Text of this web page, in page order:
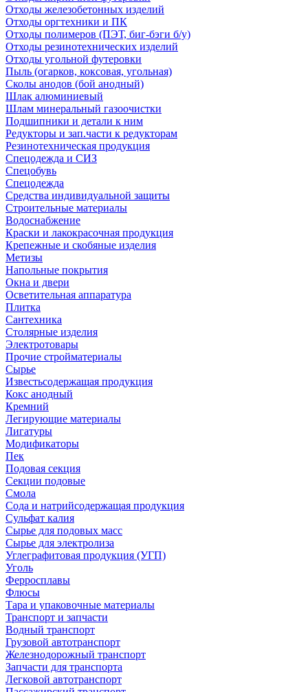
Отходы железобетонных изделий
Отходы оргтехники и ПК
Отходы полимеров (ПЭТ, биг-бэги б/у)
Отходы резинотехнических изделий
Отходы угольной футеровки
Пыль (огарков, коксовая, угольная)
Сколы анодов (бой анодный)
Шлак алюминиевый
Шлам минеральный газоочистки
Подшипники и детали к ним
Редукторы и зап.части к редукторам
Резинотехническая продукция
Спецодежда и СИЗ
Спецобувь
Спецодежда
Средства индивидуальной защиты
Строительные материалы
Водоснабжение
Краски и лакокрасочная продукция
Крепежные и скобяные изделия
Метизы
Напольные покрытия
Окна и двери
Осветительная аппаратура
Плитка
Сантехника
Столярные изделия
Электротовары
Прочие стройматериалы
Сырье
Известьсодержащая продукция
Кокс анодный
Кремний
Легирующие материалы
Лигатуры
Модификаторы
Пек
Подовая секция
Секции подовые
Смола
Сода и натрийсодержащая продукция
Сульфат калия
Сырье для подовых масс
Сырье для электролиза
Углеграфитовая продукция (УГП)
Уголь
Ферросплавы
Флюсы
Тара и упаковочные материалы
Транспорт и запчасти
Водный транспорт
Грузовой автотранспорт
Железнодорожный транспорт
Запчасти для транспорта
Легковой автотранспорт